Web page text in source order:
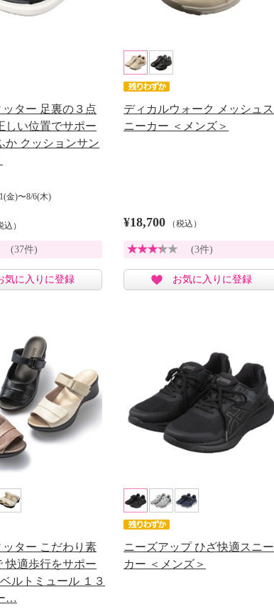
ター 足裏の３点
しい位置でサポー
か クッションサン
金)〜8/6(木)
込）
(37件)
気に入りに登録
ディカルウォーク メッシュス
ニーカー ＜メンズ＞
¥18,700 （税込）
(3件)
お気に入りに登録
ッター こだわり素
快適歩行をサポー
ルトミュール １３
…
ニーズアップ ひざ快適スニー
カー ＜メンズ＞